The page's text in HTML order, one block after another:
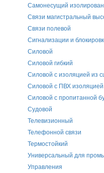
Самонесущий
Связи магистральный
Связи полевой
Сигнализации и
Силовой
Силовой гибкий
Силовой с изоляцией из
Силовой с ПВХ изоляцией
Силовой с пропитанной
Судовой
Телевизионный
Телефонной связи
Термостойкий
Универсальный для
Управления